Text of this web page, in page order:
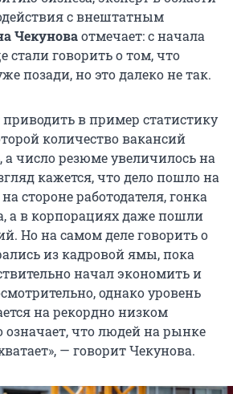
с внештатным
Чекуноваотмечает: с начала
стали говорить о том, что
позади, но это далеко не так.
в пример статистику
количество вакансий
а число резюме увеличилось на
кажется, что дело пошло на
стороне работодателя, гонка
а в корпорациях даже пошли
Но на самом деле говорить о
из кадровой ямы, пока
начал экономить и
однако уровень
на рекордно низком
означает, что людей на рынке
— говорит Чекунова.